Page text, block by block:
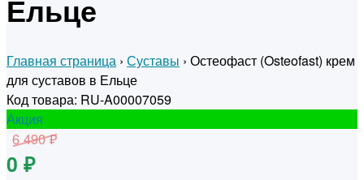
Ельце
Главная страница › Суставы › Остеофаст (Osteofast) крем
для суставов в Ельце
Код товара: RU-A00007059
Акция
6 490 ₽
0 ₽